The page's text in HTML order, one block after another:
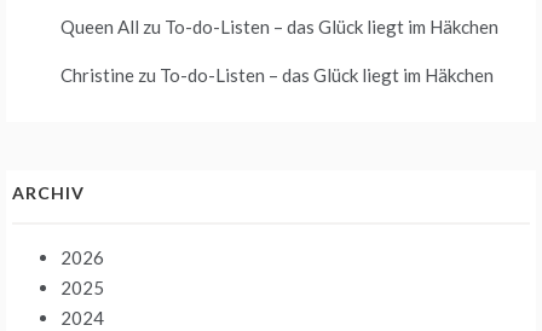
Queen All zu To-do-Listen – das Glück liegt im Häkchen
Christine zu To-do-Listen – das Glück liegt im Häkchen
ARCHIV
2026
2025
2024